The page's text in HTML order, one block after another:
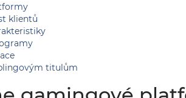
klientů
titulům